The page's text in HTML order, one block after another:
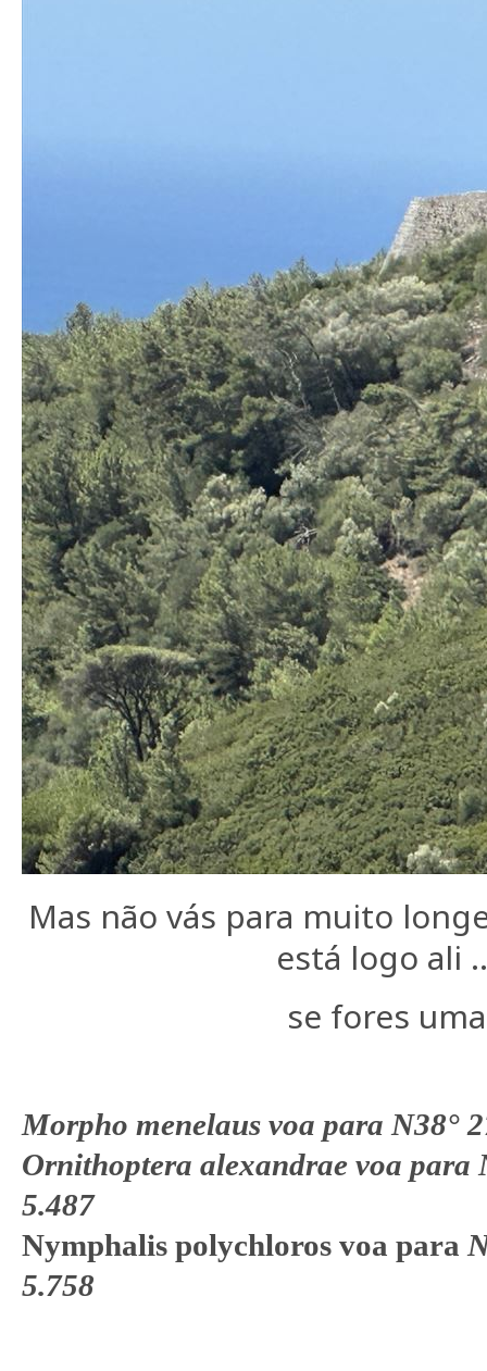
Mas não vás para muito
está logo ali
se fores uma
Morpho menelaus voa para N38°
Ornithoptera alexandrae voa para
5.487
Nymphalis polychloros voa para
5.758